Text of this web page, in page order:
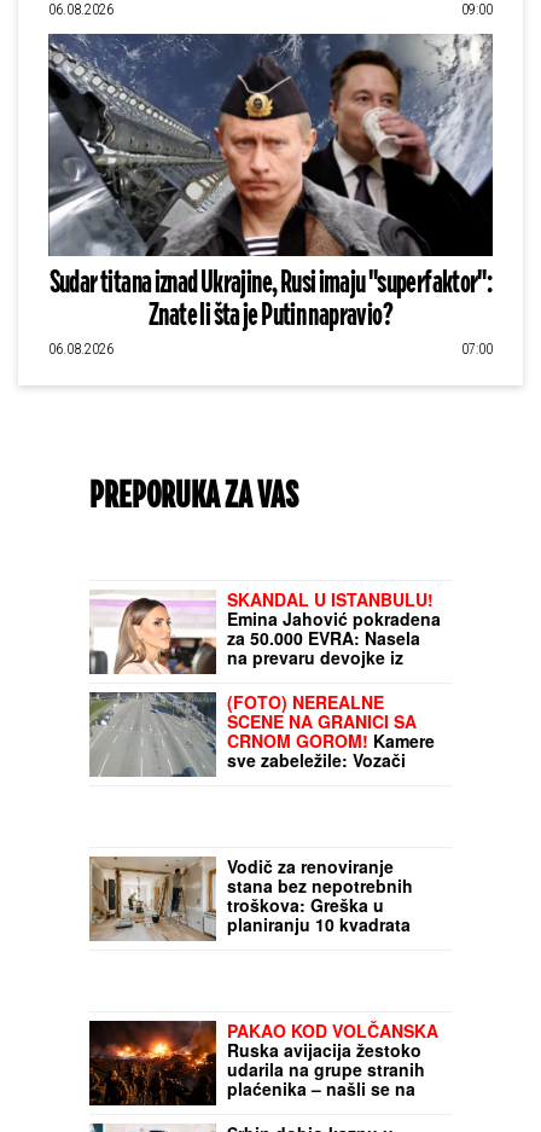
06.08.2026 09:00
Sudar titana iznad Ukrajine, Rusi imaju "superfaktor":
Znate li šta je Putin napravio?
06.08.2026 07:00
PREPORUKA ZA VAS
SKANDAL U ISTANBULU!
Emina Jahović pokradena
za 50.000 EVRA: Nasela
na prevaru devojke iz
sve zabeležile: Vozači
gledaju i ne veruju